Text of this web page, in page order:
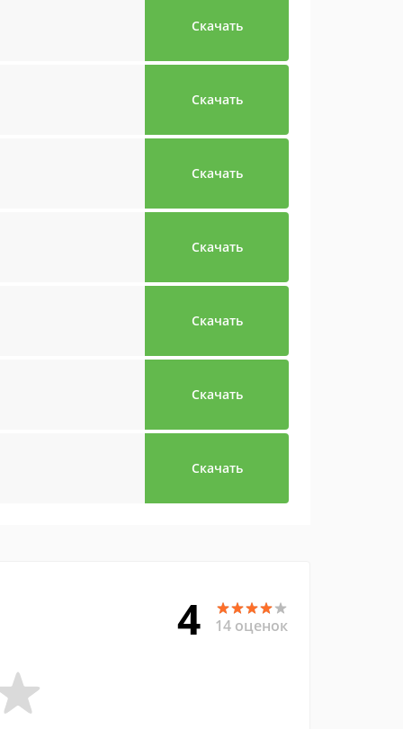
Скачать
Скачать
Скачать
Скачать
Скачать
Скачать
Скачать
4 14 оценок